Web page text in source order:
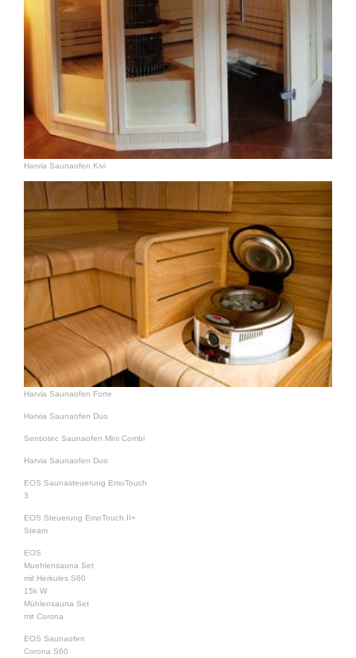
Harvia Saunaofen Kivi
Harvia Saunaofen Forte
Harvia Saunaofen Duo
Sentiotec Saunaofen Mini Combi
Harvia Saunaofen Duo
EOS Saunasteuerung EmoTouch
3
EOS Steuerung EmoTouch II+
Steam
EOS
Muehlensauna Set
mit Herkules S60
15k W
Mühlensauna Set
mit Corona
EOS Saunaofen
Corona S60